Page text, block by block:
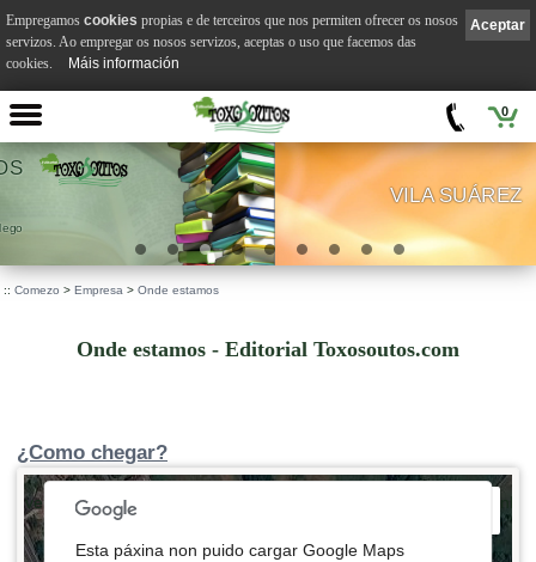
0
VILA SUÁREZ
:: Comezo > Empresa > Onde estamos
Onde estamos - Editorial Toxosoutos.com
¿Como chegar?
For development purposes only
development purposes only
Esta páxina non puido cargar Google Maps
Aceptar
Empregamos cookies propias e de terceiros que nos permiten ofrecer os nosos
servizos. Ao empregar os nosos servizos, aceptas o uso que facemos das
cookies.
Máis información